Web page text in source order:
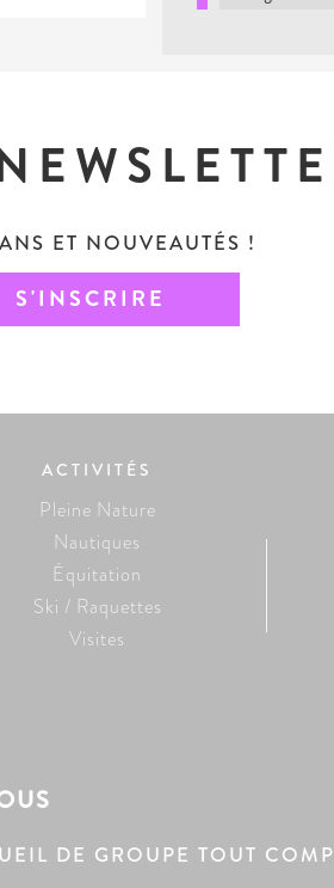
ET NOUVEAUTÉS !
ACTIVITÉS
Pleine Nature
Nautiques
Équitation
Ski / Raquettes
Visites
DE GROUPE TOUT